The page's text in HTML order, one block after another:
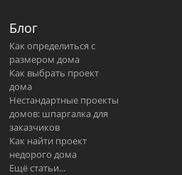
Блог
Как определиться с
размером дома
Как выбрать проект
дома
Нестандартные проекты
домов: шпаргалка для
заказчиков
Как найти проект
недорого дома
Ещё статьи...